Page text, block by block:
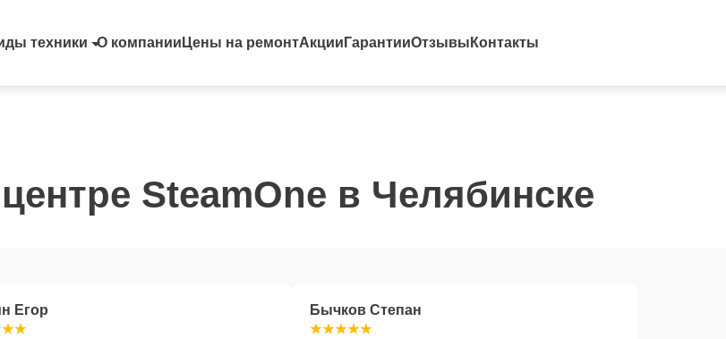
техники О компании Цены на ремонтАкции ГарантииОтзывы Контакты
SteamOne в Челябинске
Егор Бычков Степан